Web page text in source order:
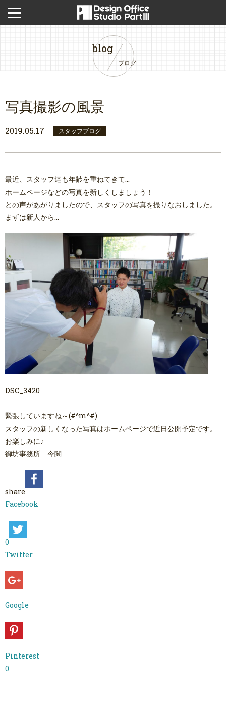
ブログ
blog
写真撮影の風景
2019.05.17 スタッフブログ
最近、スタッフ達も年齢を重ねてきて…
ホームページなどの写真を新しくしましょう！
との声があがりましたので、スタッフの写真を撮りなおしました。
まずは新人から…
DSC_3420
緊張していますね～(#^m^#)
スタッフの新しくなった写真はホームページで近日公開予定です。
お楽しみに♪
御坊事務所 今関
share
Facebook
0
Twitter
Google
Pinterest
0